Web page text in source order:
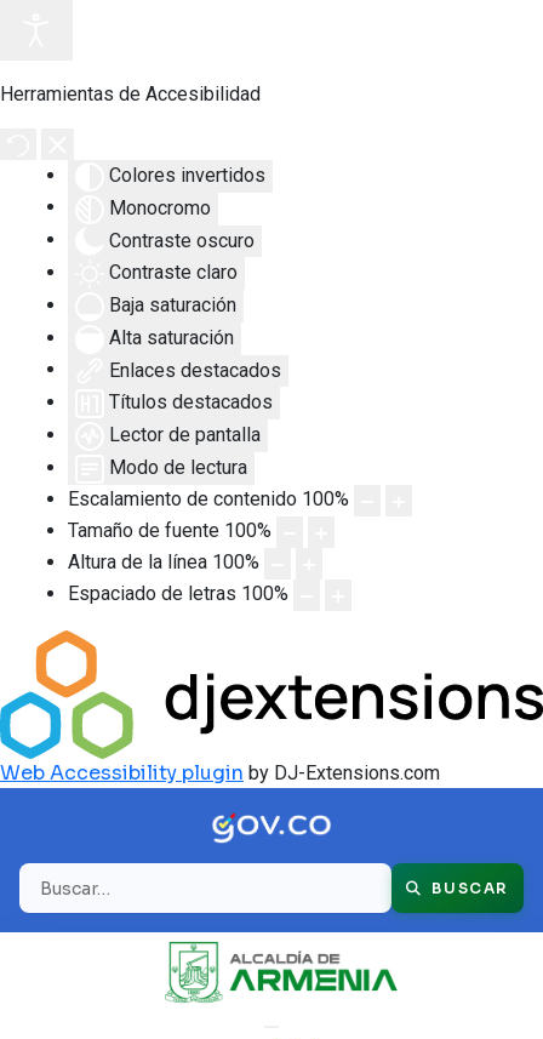
Herramientas de Accesibilidad
Colores invertidos
Monocromo
Contraste oscuro
Contraste claro
Baja saturación
Alta saturación
Enlaces destacados
Títulos destacados
Lector de pantalla
Modo de lectura
Escalamiento de contenido 100%
Tamaño de fuente 100%
Altura de la línea 100%
Espaciado de letras 100%
Web Accessibility plugin by DJ-Extensions.com
Buscar BUSCAR